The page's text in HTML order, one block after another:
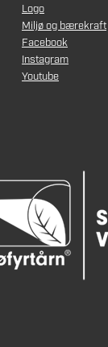
Logo
Miljø og bærekraft
Facebook
Instagram
Youtube